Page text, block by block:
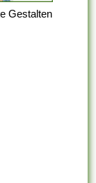
Gestalten